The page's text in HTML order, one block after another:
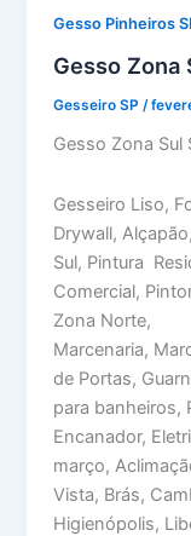
Gesso Pinheiros
Gesso Zona
Gesseiro SP /
Gesso Zona Sul
Gesseiro Liso,
Drywall,
Sul, Pintura
Comercial,
Zona Norte,
Marcenaria,
de Portas,
para banheiros,
Encanador,
março,
Vista, Brás,
Higienópolis,